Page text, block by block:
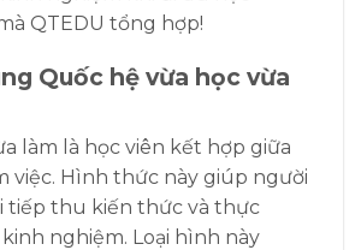
QTEDU tổng hợp!
Quốc hệ vừa học vừa
làm là học viên kết hợp giữa
việc. Hình thức này giúp người
tiếp thu kiến thức và thực
nghiệm. Loại hình này